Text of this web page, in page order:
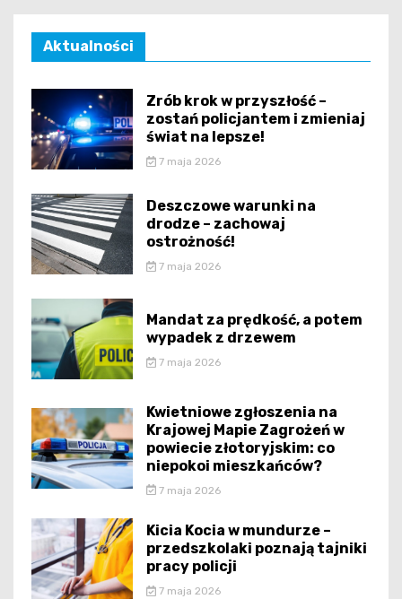
Aktualności
Zrób krok w przyszłość –
zostań policjantem i zmieniaj
świat na lepsze!
7 maja 2026
Deszczowe warunki na
drodze – zachowaj
ostrożność!
7 maja 2026
Mandat za prędkość, a potem
wypadek z drzewem
7 maja 2026
Kwietniowe zgłoszenia na
Krajowej Mapie Zagrożeń w
powiecie złotoryjskim: co
niepokoi mieszkańców?
7 maja 2026
Kicia Kocia w mundurze –
przedszkolaki poznają tajniki
pracy policji
7 maja 2026